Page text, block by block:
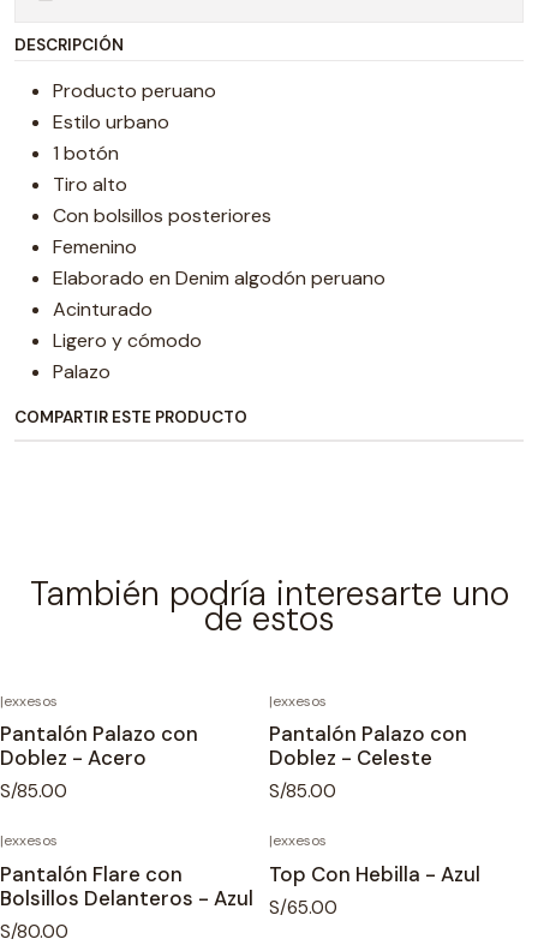
DESCRIPCIÓN
Producto peruano
Estilo urbano
1 botón
Tiro alto
Con bolsillos posteriores
Femenino
Elaborado en Denim algodón peruano
Acinturado
Ligero y cómodo
Palazo
COMPARTIR ESTE PRODUCTO
También podría interesarte uno
de estos
|exxesos
Pantalón Palazo con
Doblez - Acero
S/85.00
|exxesos
Pantalón Palazo con
Doblez - Celeste
S/85.00
|exxesos
Pantalón Flare con
Bolsillos Delanteros - Azul
S/80.00
|exxesos
Top Con Hebilla - Azul
S/65.00